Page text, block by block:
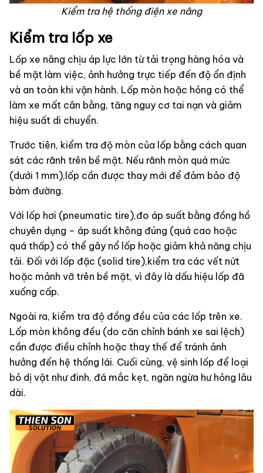
Kiểm tra hệ thống điện xe nâng
Kiểm tra lốp xe
Lốp xe nâng chịu áp lực lớn từ tải trọng hàng hóa và
bề mặt làm việc, ảnh hưởng trực tiếp đến độ ổn định
và an toàn khi vận hành. Lốp mòn hoặc hỏng có thể
làm xe mất cân bằng, tăng nguy cơ tai nạn và giảm
hiệu suất di chuyển.
Trước tiên, kiểm tra độ mòn của lốp bằng cách quan
sát các rãnh trên bề mặt. Nếu rãnh mòn quá mức
(dưới 1 mm),lốp cần được thay mới để đảm bảo độ
bám đường.
Với lốp hơi (pneumatic tire),đo áp suất bằng đồng hồ
chuyên dụng – áp suất không đúng (quá cao hoặc
quá thấp) có thể gây nổ lốp hoặc giảm khả năng chịu
tải. Đối với lốp đặc (solid tire),kiểm tra các vết nứt
hoặc mảnh vỡ trên bề mặt, vì đây là dấu hiệu lốp đã
xuống cấp.
Ngoài ra, kiểm tra độ đồng đều của các lốp trên xe.
Lốp mòn không đều (do căn chỉnh bánh xe sai lệch)
cần được điều chỉnh hoặc thay thế để tránh ảnh
hưởng đến hệ thống lái. Cuối cùng, vệ sinh lốp để loại
bỏ dị vật như đinh, đá mắc kẹt, ngăn ngừa hư hỏng lâu
dài.